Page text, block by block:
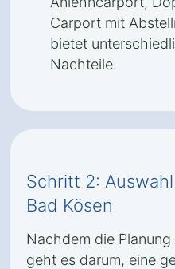
Carport mit
bietet
Nachteile.
Schritt 2:
Bad Kösen
Nachdem die
geht es darum, eine